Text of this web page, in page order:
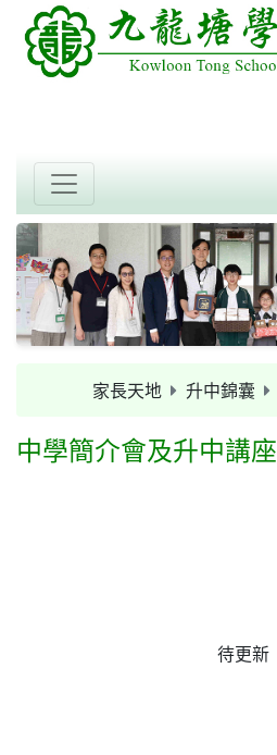
家長天地 升中錦囊
中學簡介會及升中講座
待更新